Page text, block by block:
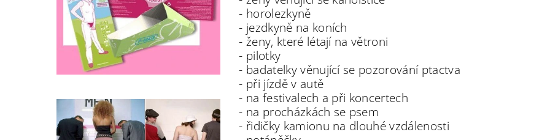
- horolezkyně
- jezdkyně na koních
- ženy, které létají na větroni
- pilotky
- badatelky věnující se pozorování ptactva
- při jízdě v autě
- na festivalech a při koncertech
- na procházkách se psem
- řidičky kamionu na dlouhé vzdálenosti